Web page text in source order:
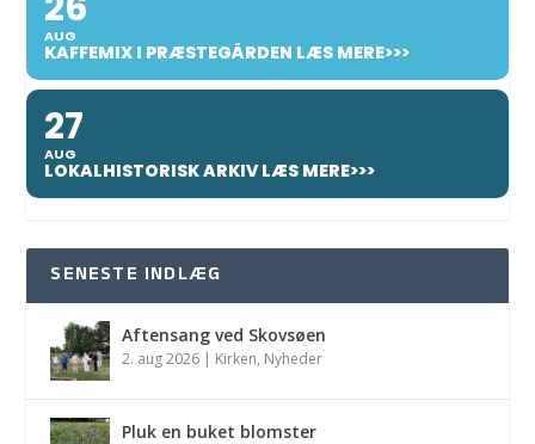
AUG
KAFFEMIX I PRÆSTEGÅRDEN LÆS MERE>>>
27
AUG
LOKALHISTORISK ARKIV LÆS MERE>>>
SENESTE INDLÆG
Aftensang ved Skovsøen
2. aug 2026 | Kirken, Nyheder
Pluk en buket blomster